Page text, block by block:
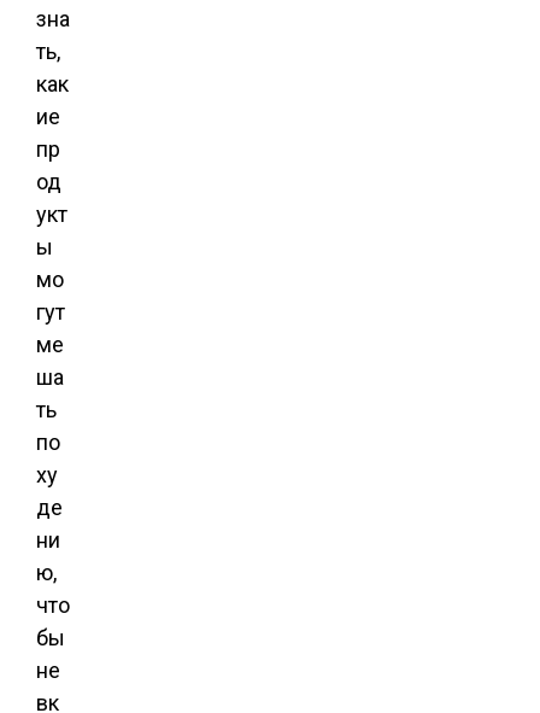
зна
ть,
как
ие
пр
од
укт
ы
мо
гут
ме
ша
ть
по
ху
де
ни
ю,
что
бы
не
вк